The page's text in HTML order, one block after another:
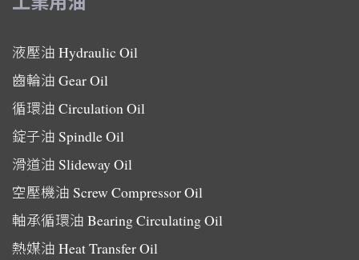
液壓油 Hydraulic Oil
齒輪油 Gear Oil
循環油 Circulation Oil
錠子油 Spindle Oil
滑道油 Slideway Oil
空壓機油 Screw Compressor Oil
軸承循環油 Bearing Circulating Oil
熱媒油 Heat Transfer Oil